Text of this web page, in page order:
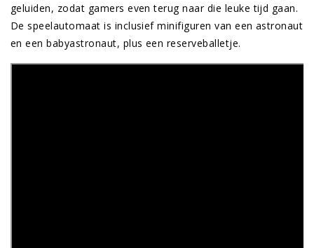
geluiden, zodat gamers even terug naar die leuke tijd gaan.
De speelautomaat is inclusief minifiguren van een astronaut
en een babyastronaut, plus een reserveballetje.